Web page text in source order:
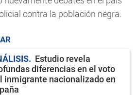
contra la población negra.
Estudio revela
diferencias en el voto
inmigrante nacionalizado en